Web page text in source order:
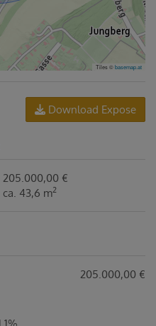
Tiles ©basemap.at
Download Expose
205.000,00 €
ca. 43,6 m2
205.000,00 €